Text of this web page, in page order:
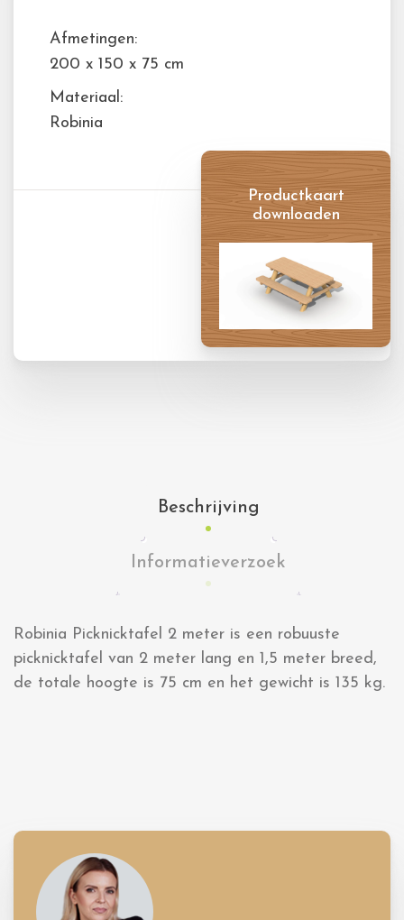
Afmetingen:
200 x 150 x 75 cm
Materiaal:
Robinia
Productkaart
downloaden
Beschrijving
Informatieverzoek
Robinia Picknicktafel 2 meter is een robuuste
picknicktafel van 2 meter lang en 1,5 meter breed,
de totale hoogte is 75 cm en het gewicht is 135 kg.